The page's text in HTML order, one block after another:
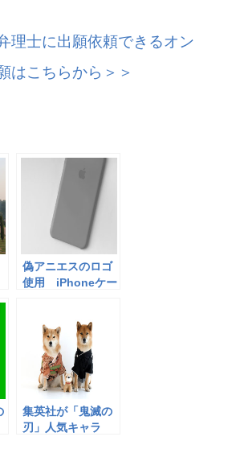
理士に出願依頼できるオン
はこちらから＞＞
偽アニエスのロゴ
使用 iPhoneケー
集英社が「鬼滅の
刃」人気キャラ